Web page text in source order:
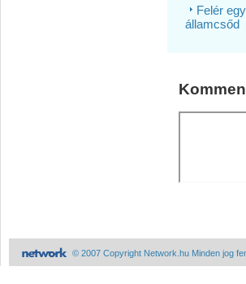
Felér
államcsőd
© 2007 Copyright Network.hu Minden jog